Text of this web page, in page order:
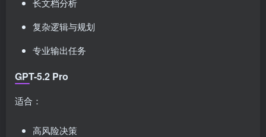
长文档分析
复杂逻辑与规划
专业输出任务
GPT-5.2 Pro
适合：
高风险决策